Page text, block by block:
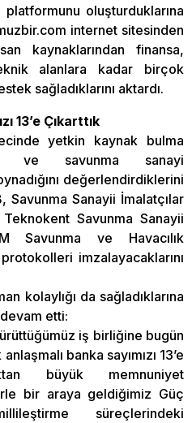
oluşturduklarına
internet sitesinden
kaynaklarından finansa,
alanlara kadar birçok
sağladıklarını aktardı.
13’e Çıkarttık
yetkin kaynak bulma
ve savunma sanayi
değerlendirdiklerini
Savunma Sanayii İmalatçılar
Savunma Sanayii
Savunma ve Havacılık
imzalayacaklarını
kolaylığı da sağladıklarına
etti:
iş birliğine bugün
banka sayımızı 13’e
büyük memnuniyet
bir araya geldiğimiz Güç
süreçlerindeki